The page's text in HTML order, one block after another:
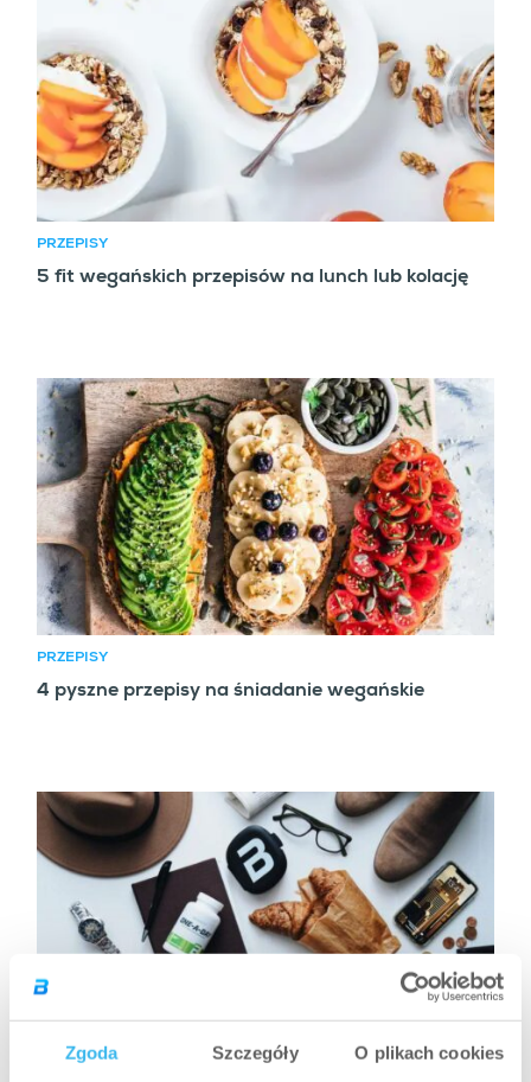
Zgoda Szczegóły O plikach cookies
PRZEPISY
5 fit wegańskich przepisów na lunch lub kolację
PRZEPISY
4 pyszne przepisy na śniadanie wegańskie